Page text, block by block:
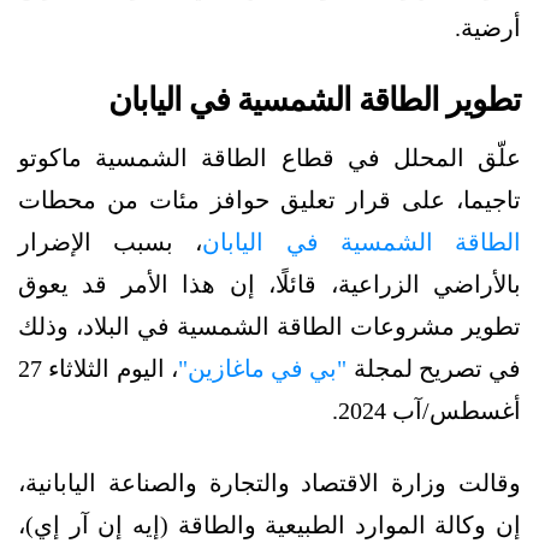
أرضية.
تطوير الطاقة الشمسية في اليابان
علّق المحلل في قطاع الطاقة الشمسية ماكوتو
تاجيما، على قرار تعليق حوافز مئات من محطات
الطاقة الشمسية في اليابان، بسبب الإضرار
بالأراضي الزراعية، قائلًا، إن هذا الأمر قد يعوق
تطوير مشروعات الطاقة الشمسية في البلاد، وذلك
في تصريح لمجلة "بي في ماغازين"
، اليوم الثلاثاء 27
أغسطس/آب 2024.
وقالت وزارة الاقتصاد والتجارة والصناعة اليابانية،
إن وكالة الموارد الطبيعية والطاقة (إيه إن آر إي)،